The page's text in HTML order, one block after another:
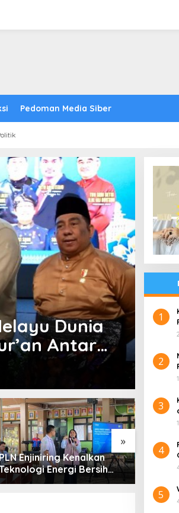
Pedoman Media Siber
Dunia
Antar
»
Enjiniring Kenalkan
Energi Bersih
Pelajar Jakarta
Papua
1
2
3
4
5